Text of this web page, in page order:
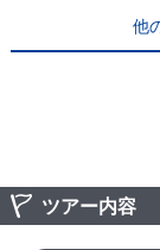
他
ツアー内容